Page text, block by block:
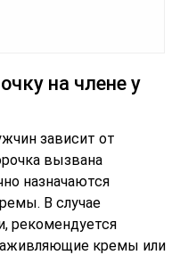
на члене у
зависит от
вызвана
назначаются
В случае
рекомендуется
кремы или